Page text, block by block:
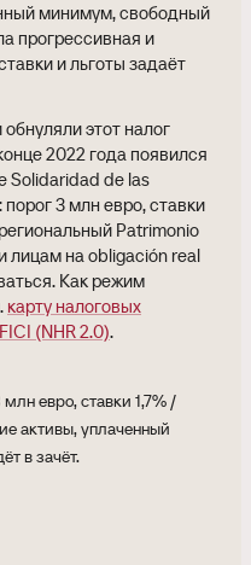
минимум, свободный
прогрессивная и
и льготы задаёт
этот налог
2022 года появился
Solidaridad de las
3 млн евро, ставки
Patrimonio
лицам на obligación real
Как режим
карту налоговых
(NHR 2.0).
евро, ставки 1,7% /
активы, уплаченный
в зачёт.